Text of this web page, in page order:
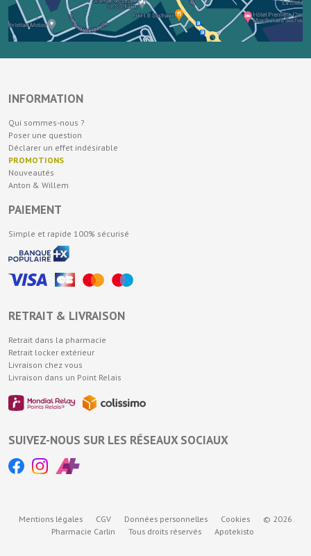
INFORMATION
Qui sommes-nous ?
Poser une question
Déclarer un effet indésirable
PROMOTIONS
Nouveautés
Anton & Willem
PAIEMENT
Simple et rapide 100% sécurisé
RETRAIT & LIVRAISON
Retrait dans la pharmacie
Retrait locker extérieur
Livraison chez vous
Livraison dans un Point Relais
SUIVEZ-NOUS SUR LES RÉSEAUX SOCIAUX
Mentions légales CGV Données personnelles Cookies
© 2026
Pharmacie Carlin
Tous droits réservés Apotekisto